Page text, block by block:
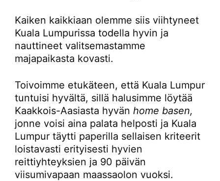
Kaiken kaikkiaan olemme siis viihtyneet
Kuala Lumpurissa todella hyvin ja
nauttineet valitsemastamme
majapaikasta kovasti.
Toivoimme etukäteen, että Kuala Lumpur
tuntuisi hyvältä, sillä halusimme löytää
Kaakkois-Aasiasta hyvän home basen,
jonne voisi aina palata helposti ja Kuala
Lumpur täytti paperilla sellaisen kriteerit
loistavasti erityisesti hyvien
reittiyhteyksien ja 90 päivän
viisumivapaan maassaolon vuoksi.